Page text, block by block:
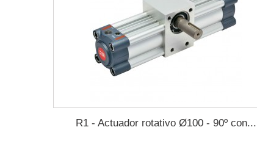
R1 - Actuador rotativo Ø100 - 90º con...